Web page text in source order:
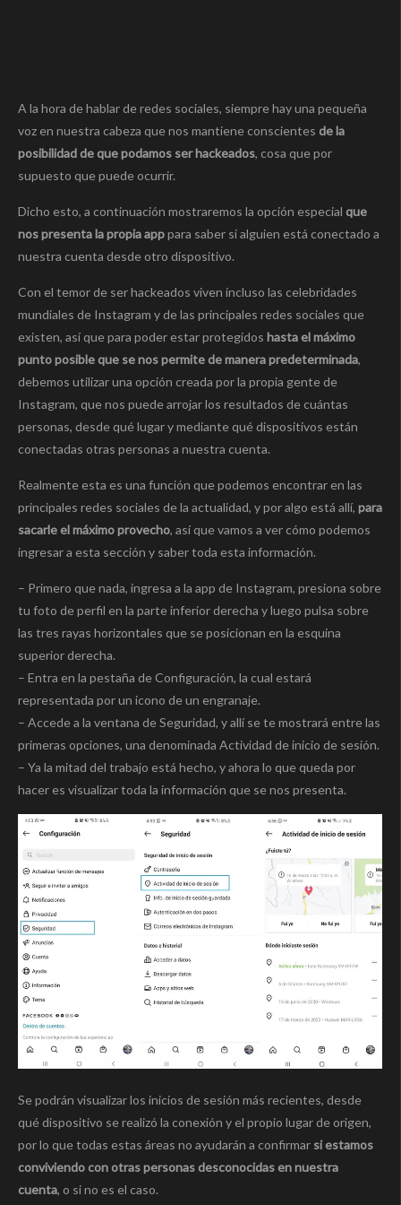
A la hora de hablar de redes sociales, siempre hay una pequeña
voz en nuestra cabeza que nos mantiene conscientes de la
posibilidad de que podamos ser hackeados, cosa que por
supuesto que puede ocurrir.
Dicho esto, a continuación mostraremos la opción especial que
nos presenta la propia apppara saber si alguien está conectado a
nuestra cuenta desde otro dispositivo.
Con el temor de ser hackeados viven incluso las celebridades
mundiales de Instagram y de las principales redes sociales que
existen, así que para poder estar protegidos hasta el máximo
punto posible que se nos permite de manera predeterminada,
debemos utilizar una opción creada por la propia gente de
Instagram, que nos puede arrojar los resultados de cuántas
personas, desde qué lugar y mediante qué dispositivos están
conectadas otras personas a nuestra cuenta.
Realmente esta es una función que podemos encontrar en las
principales redes sociales de la actualidad, y por algo está allí, para
sacarle el máximo provecho, así que vamos a ver cómo podemos
ingresar a esta sección y saber toda esta información.
– Primero que nada, ingresa a la app de Instagram, presiona sobre
tu foto de perfil en la parte inferior derecha y luego pulsa sobre
las tres rayas horizontales que se posicionan en la esquina
superior derecha.
– Entra en la pestaña de Configuración, la cual estará
representada por un icono de un engranaje.
– Accede a la ventana de Seguridad, y allí se te mostrará entre las
primeras opciones, una denominada Actividad de inicio de sesión.
– Ya la mitad del trabajo está hecho, y ahora lo que queda por
hacer es visualizar toda la información que se nos presenta.
Se podrán visualizar los inicios de sesión más recientes, desde
qué dispositivo se realizó la conexión y el propio lugar de origen,
por lo que todas estas áreas no ayudarán a confirmar si estamos
conviviendo con otras personas desconocidas en nuestra
cuenta, o si no es el caso.